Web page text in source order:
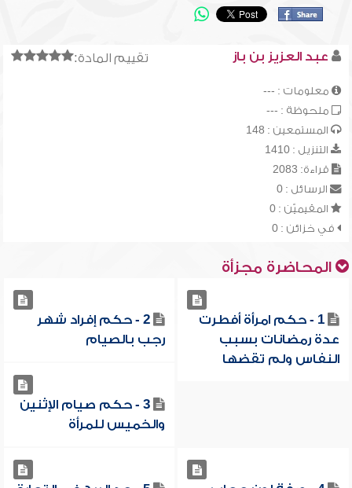
تقييم المادة: عبد العزيز بن باز
معلومات : ---
ملحوظة : ---
المستمعين : 148
التنزيل : 1410
قراءة: 2083
الرسائل : 0
المقيميّن : 0
في خزائن : 0
المحاضرة مجزأة
1 - حكم امرأة أفطرت
عدة رمضانات بسبب
النفاس ولم تقضها
2 - حكم إفراد شهر
رجب بالصيام
3 - حكم صيام الإثنين
والخميس للمرأة